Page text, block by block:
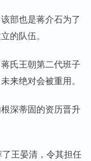
部也是蒋介石为了
的队伍。
氏王朝第二代班子
来绝对会被重用。
深蒂固的资历晋升
王晏清，令其担任